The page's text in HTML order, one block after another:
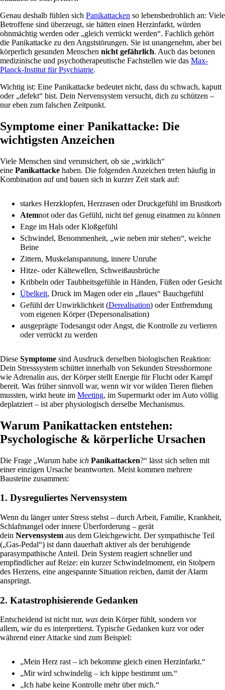
Genau deshalb fühlen sich Panikattacken so lebensbedrohlich an: Viele
Betroffene sind überzeugt, sie hätten einen Herzinfarkt, würden
ohnmächtig werden oder „gleich verrückt werden“. Fachlich gehört
die Panikattacke zu den Angststörungen. Sie ist unangenehm, aber bei
körperlich gesunden Menschen nicht gefährlich. Auch das betonen
medizinische und psychotherapeutische Fachstellen wie das Max-
Planck-Institut für Psychiatrie.
Wichtig ist: Eine Panikattacke bedeutet nicht, dass du schwach, kaputt
oder „defekt“ bist. Dein Nervensystem versucht, dich zu schützen –
nur eben zum falschen Zeitpunkt.
Symptome einer Panikattacke: Die
wichtigsten Anzeichen
Viele Menschen sind verunsichert, ob sie „wirklich“
eine Panikattacke haben. Die folgenden Anzeichen treten häufig in
Kombination auf und bauen sich in kurzer Zeit stark auf:
starkes Herzklopfen, Herzrasen oder Druckgefühl im Brustkorb
Atemnot oder das Gefühl, nicht tief genug einatmen zu können
Enge im Hals oder Kloßgefühl
Schwindel, Benommenheit, „wie neben mir stehen“, weiche
Beine
Zittern, Muskelanspannung, innere Unruhe
Hitze- oder Kältewellen, Schweißausbrüche
Kribbeln oder Taubheitsgefühle in Händen, Füßen oder Gesicht
Übelkeit, Druck im Magen oder ein „flaues“ Bauchgefühl
Gefühl der Unwirklichkeit (Derealisation) oder Entfremdung
vom eigenen Körper (Depersonalisation)
ausgeprägte Todesangst oder Angst, die Kontrolle zu verlieren
oder verrückt zu werden
Diese Symptome sind Ausdruck derselben biologischen Reaktion:
Dein Stresssystem schüttet innerhalb von Sekunden Stresshormone
wie Adrenalin aus, der Körper stellt Energie für Flucht oder Kampf
bereit. Was früher sinnvoll war, wenn wir vor wilden Tieren fliehen
mussten, wirkt heute im Meeting, im Supermarkt oder im Auto völlig
deplatziert – ist aber physiologisch derselbe Mechanismus.
Warum Panikattacken entstehen:
Psychologische & körperliche Ursachen
Die Frage „Warum habe ich Panikattacken?“ lässt sich selten mit
einer einzigen Ursache beantworten. Meist kommen mehrere
Bausteine zusammen:
1. Dysreguliertes Nervensystem
Wenn du länger unter Stress stehst – durch Arbeit, Familie, Krankheit,
Schlafmangel oder innere Überforderung – gerät
dein Nervensystem aus dem Gleichgewicht. Der sympathische Teil
(„Gas-Pedal“) ist dann dauerhaft aktiver als der beruhigende
parasympathische Anteil. Dein System reagiert schneller und
empfindlicher auf Reize: ein kurzer Schwindelmoment, ein Stolpern
des Herzens, eine angespannte Situation reichen, damit der Alarm
anspringt.
2. Katastrophisierende Gedanken
Entscheidend ist nicht nur, was dein Körper fühlt, sondern vor
allem, wie du es interpretierst. Typische Gedanken kurz vor oder
während einer Attacke sind zum Beispiel:
„Mein Herz rast – ich bekomme gleich einen Herzinfarkt.“
„Mir wird schwindelig – ich kippe bestimmt um.“
„Ich habe keine Kontrolle mehr über mich.“